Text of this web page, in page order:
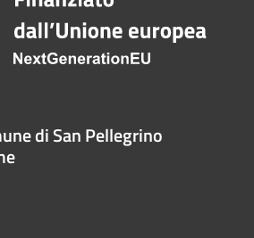
di San Pellegrino